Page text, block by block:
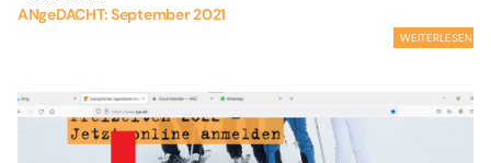
ANgeDACHT: September 2021
WEITERLESEN